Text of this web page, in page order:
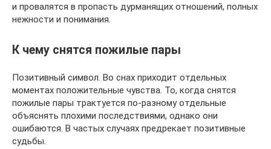
и провалятся в пропасть дурманящих отношений, полных
нежности и понимания.
К чему снятся пожилые пары
Позитивный символ. Во снах приходит отдельных
моментах положительные чувства. То, когда снятся
пожилые пары трактуется по-разному отдельные
объяснять плохими последствиями, однако они
ошибаются. В частых случаях предрекает позитивные
судьбы.